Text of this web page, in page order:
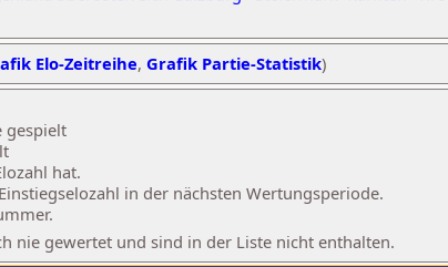
Elo-Zeitreihe, Grafik Partie-Statistik)
gespielt
hat.
in der nächsten Wertungsperiode.
nie gewertet und sind in der Liste nicht enthalten.